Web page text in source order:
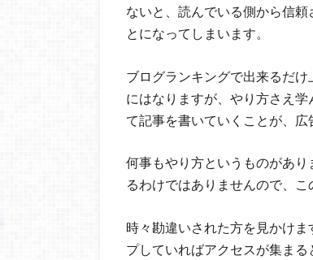
ないと、読んでいる側から信
とになってしまいます。
ブログランキングで出来るだ
にはなりますが、やり方さえ
て記事を書いていくことが、広
何事もやり方というものがあ
るわけではありませんので、こ
時々勘違いされた方を見かけ
プしていればアクセスが集ま